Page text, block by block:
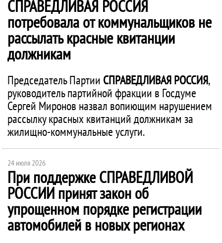
СПРАВЕДЛИВАЯ РОССИЯ
потребовала от коммунальщиков не
рассылать красные квитанции
должникам
Председатель Партии СПРАВЕДЛИВАЯ РОССИЯ,
руководитель партийной фракции в Госдуме
Сергей Миронов назвал вопиющим нарушением
рассылку красных квитанций должникам за
жилищно-коммунальные услуги.
24 июля 2026
При поддержкеСПРАВЕДЛИВОЙ
РОССИИпринят закон об
упрощенном порядке регистрации
автомобилей в новых регионах